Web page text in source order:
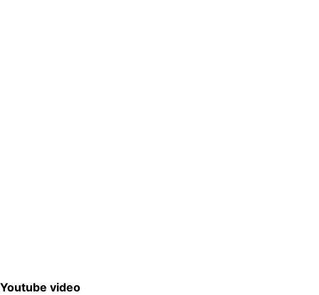
Youtube video